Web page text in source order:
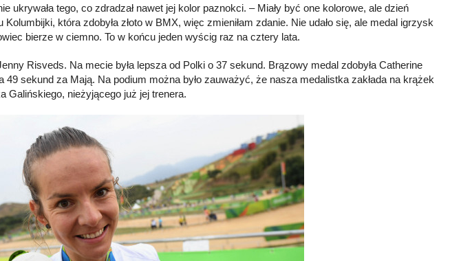
ukrywała tego, co zdradzał nawet jej kolor paznokci. – Miały być one kolorowe, ale dzień
która zdobyła złoto w BMX, więc zmieniłam zdanie. Nie udało się, ale medal igrzysk
bierze w ciemno. To w końcu jeden wyścig raz na cztery lata.
Risveds. Na mecie była lepsza od Polki o 37 sekund. Brązowy medal zdobyła Catherine
49 sekund za Mają. Na podium można było zauważyć, że nasza medalistka zakłada na krążek
Galińskiego, nieżyjącego już jej trenera.